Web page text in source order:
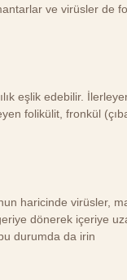
ve virüsler de
eşlik edebilir.
folikülit, fronkül
haricinde virüsler,
dönerek içeriye
durumda da irin